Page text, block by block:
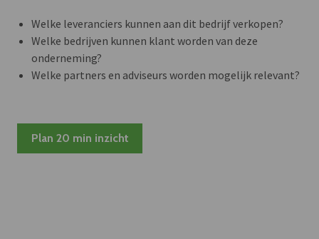
Welke leveranciers kunnen aan dit bedrijf verkopen?
Welke bedrijven kunnen klant worden van deze
onderneming?
Welke partners en adviseurs worden mogelijk relevant?
Plan 20 min inzicht